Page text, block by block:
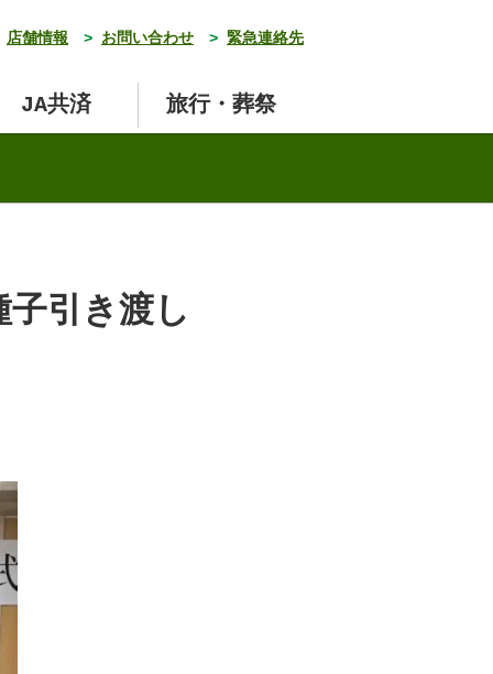
店舗情報 > お問い合わせ > 緊急連絡先
JA共済 旅行・葬祭
引き渡し